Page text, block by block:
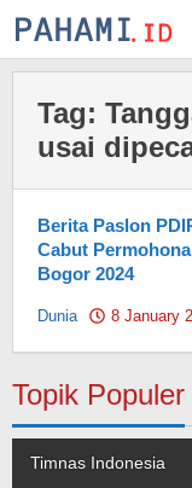
Skip
to
Tag:
usai
Berita Paslon
Cabut
Bogor 2024
Dunia 8 January
Topik Populer
Timnas Indonesia